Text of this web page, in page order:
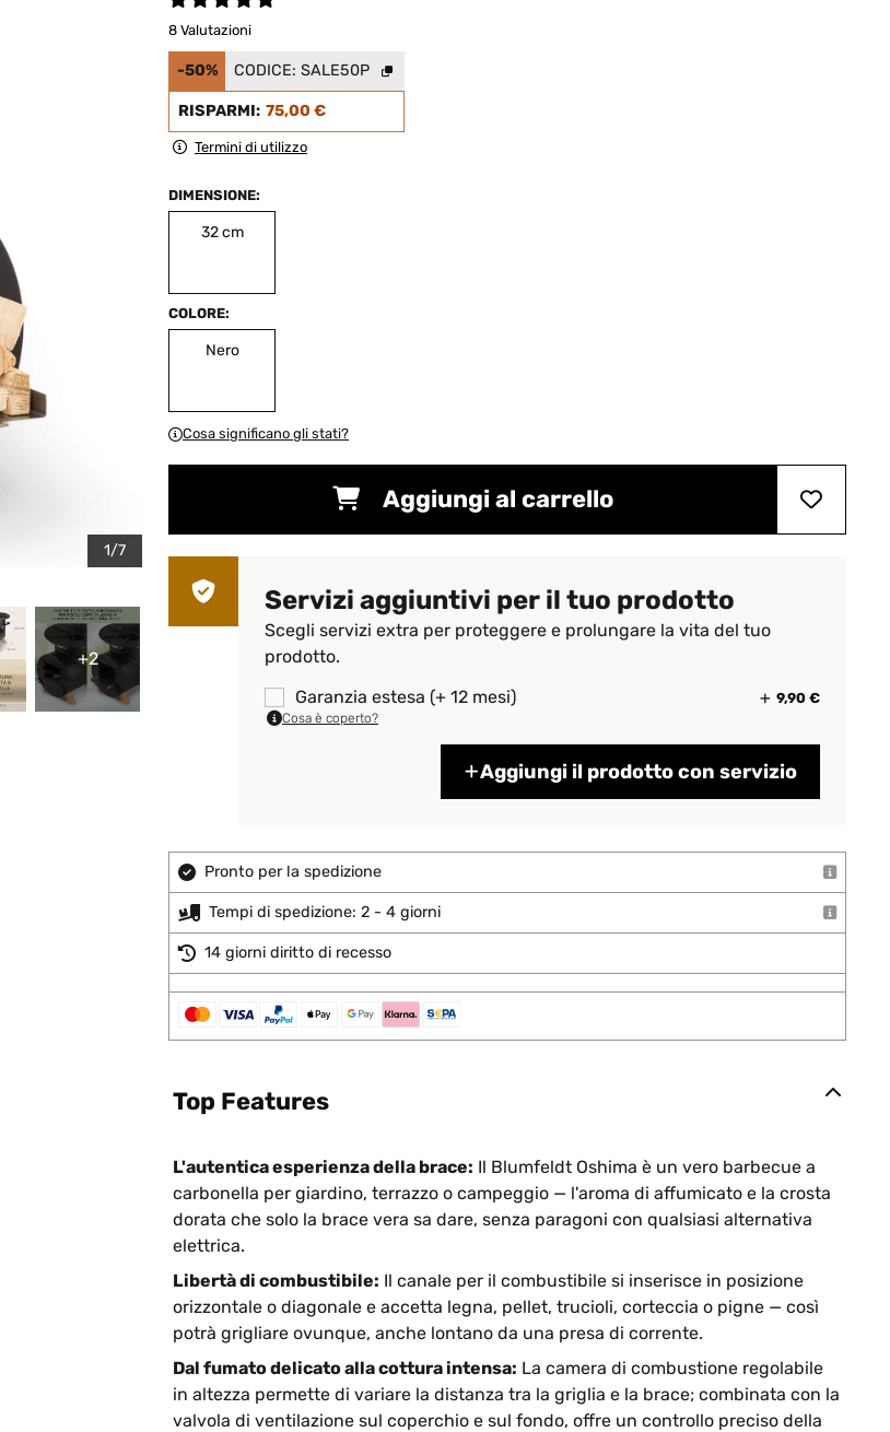
1/7
+2
8 Valutazioni
-50% CODICE: SALE50P
RISPARMI: 75,00 €
Termini di utilizzo
DIMENSIONE:
32 cm
COLORE:
Nero
Cosa significano gli stati?
Aggiungi al carrello
Servizi aggiuntivi per il tuo prodotto
Scegli servizi extra per proteggere e prolungare la vita del tuo
prodotto.
Garanzia estesa (+ 12 mesi)
9,90 €
Cosa è coperto?
Aggiungi il prodotto con servizio
Pronto per la spedizione
Tempi di spedizione: 2 - 4 giorni
14 giorni diritto di recesso
Top Features
L'autentica esperienza della brace: Il Blumfeldt Oshima è un vero barbecue a
carbonella per giardino, terrazzo o campeggio — l'aroma di affumicato e la crosta
dorata che solo la brace vera sa dare, senza paragoni con qualsiasi alternativa
elettrica.
Libertà di combustibile: Il canale per il combustibile si inserisce in posizione
orizzontale o diagonale e accetta legna, pellet, trucioli, corteccia o pigne — così
potrà grigliare ovunque, anche lontano da una presa di corrente.
Dal fumato delicato alla cottura intensa: La camera di combustione regolabile
in altezza permette di variare la distanza tra la griglia e la brace; combinata con la
valvola di ventilazione sul coperchio e sul fondo, offre un controllo preciso della